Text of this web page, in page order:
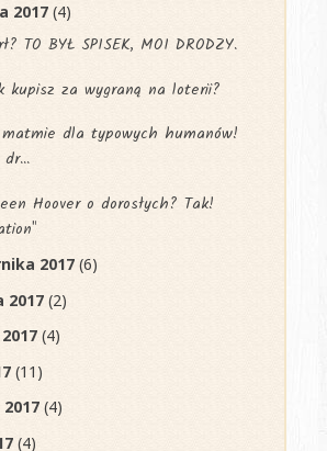
2017(4)
TO BYŁ SPISEK, MOI DRODZY.
kupisz za wygraną na loterii?
dla typowych humanów!
Hoover o dorosłych? Tak!
2017(6)
2017(2)
(4)
(11)
2017(4)
(4)